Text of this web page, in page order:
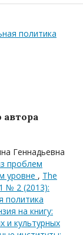
политика
Геннадьевна
проблем
уровне , The
№ 2 (2013):
политика
на книгу:
и культурных